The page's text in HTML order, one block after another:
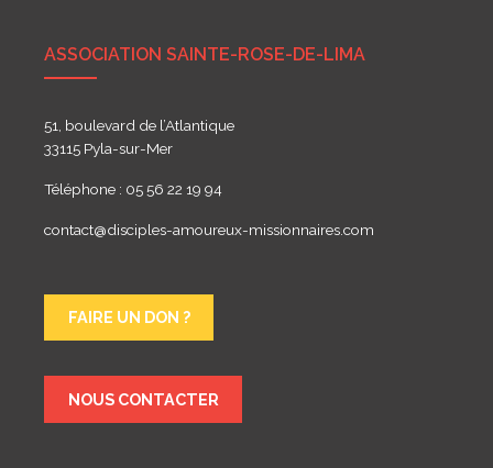
ASSOCIATION SAINTE-ROSE-DE-LIMA
51, boulevard de l’Atlantique
33115 Pyla-sur-Mer
Téléphone : 05 56 22 19 94
contact@disciples-amoureux-missionnaires.com
FAIRE UN DON ?
NOUS CONTACTER